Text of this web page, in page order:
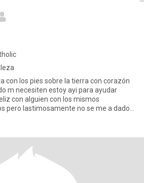
con los pies sobre la tierra con corazón
m necesiten estoy ayi para ayudar
con alguien con los mismos
pero lastimosamente no se me a dado